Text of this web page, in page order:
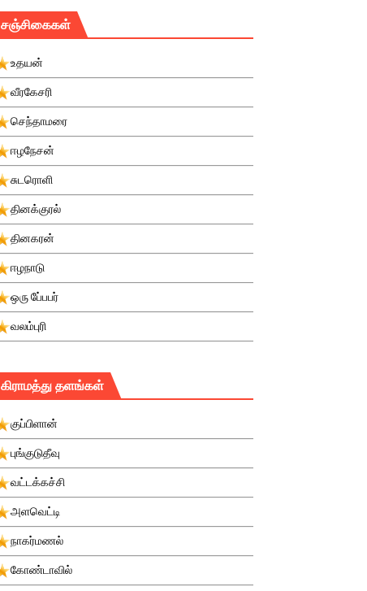
சஞ்சிகைகள்
உதயன்
வீரகேசரி
செந்தாமரை
ஈழநேசன்
சுடரொளி
தினக்குரல்
தினகரன்
ஈழநாடு
ஒரு பே்பபர்
வலம்புரி
கிராமத்து தளங்கள்
குப்பிளான்
புங்குடுதீவு
வட்டக்கச்சி
அளவெட்டி
நாகர்மணல்
கோண்டாவில்